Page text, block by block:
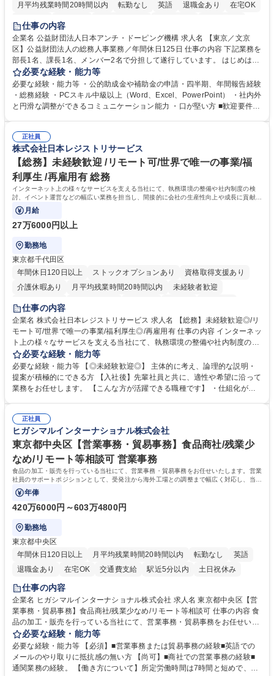
月平均残業時間20時間以内
転勤なし 英語 退職金あり
在宅OK
賞与あり
育休あり
食事補助あり
仕事の内容
企業名 公益財団法人日本アンチ・ドーピング機構 求人名 【東京／文京
区】公益財団法人の総務人事業務／年間休日125日 仕事の内容 下記業務を
部長1名、課長1名、メンバー2名で分担して遂行しています。 はじめは担
当者として業務を覚えていただき、ゆくゆくはリーダーやマネージャーポ
ジションとして活躍いただくことを期待しています。 【総務・人事グルー
プの業務内容】 ・人事制度関連 ・採用活動 ・教育研修の企画、実行 ・勤
怠管理 ・官公庁への各種提出 ・法定の会議運営（評議員会、理事会） ・
管理 ・福利厚生関連 ・職員からの問合せ、相談対応 ・その他日常の総務
業務全般 募集職種 【東京／文京区】公益財団法人の総務人事業務／年間
休日125日
必要な経験・能力等
必要な経験・能力等 ・公的助成金や補助金の申請・四半期、年間報告経験
・総務経験 ・PCスキル中級以上（Word、Excel、PowerPoint） ・社内外
と円滑な調整ができるコミュニケーション能力 ・口が堅い方 ■歓迎要件
正社員
株式会社日本レジストリサービス
【総務】未経験歓迎 /リモート可/世界で唯一の事業/福
利厚生 /再雇用有 総務
インターネット上の様々なサービスを支える当社にて、執務環境の整備や社内制度の検
討、イベント運営などの幅広い業務を担当し、間接的に会社の生産性向上や成長に貢献し
ている部署です。
月給
27万6000円以上
勤務地
東京都千代田区
年間休日120日以上
ストックオプションあり
資格取得支援あり
介護休暇あり
月平均残業時間20時間以内
未経験者歓迎
住宅手当あり
完全週休2日制
交通費支給 駅近5分以内 土日祝休み 服装自由
仕事の内容
企業名 株式会社日本レジストリサービス 求人名 【総務】未経験歓迎◎/リ
モート可/世界で唯一の事業/福利厚生◎/再雇用有 仕事の内容 インターネッ
ト上の様々なサービスを支える当社にて、執務環境の整備や社内制度の検
討、イベント運営などの幅広い業務を担当し、間接的に会社の生産性向上
や成長に貢献している部署です。 会社の全メンバーが安心して長く成果を
発揮できる環境を整えるために、毎日のメンテナンスや維持管理に加え、
新たな施策検討を積極的に行っていただき、会社全体を巻き込み課題解決
幅広い業務の体得が可能で、多様なキャリアパスを描くことも可能です。
募集職種 【総務】未経験歓迎◎/リモート可/世界で唯一の事業/福利厚生◎/
再雇用有
必要な経験・能力等
必要な経験・能力等 【◎未経験歓迎◎】 主体的に考え、論理的な説明・
提案が積極的にできる方 【入社後】先輩社員と共に、適性や希望に沿って
業務をお任せします。 【こんな方が活躍できる職種です】 ・仕組化が好
対処できる・新しいことに興味関心がある 【魅力】■自己啓発支援：資格
取得や通信教育など費用の80%（年間25万円まで）を補助 ■住宅手当：家
賃の50%（月額7万円まで）を補助 学歴・資格 学歴：大学院 大学 語学
力： 資格：
正社員
ヒガシマルインターナショナル株式会社
東京都中央区【営業事務・貿易事務】食品商社/残業少
なめ/リモート等相談可 営業事務
食品の加工・販売を行っている当社にて、営業事務・貿易事務をお任せいたします。営業
社員のサポートポジションとして、受発注から海外工場との調整まで幅広く対応し、当社
事業の根幹を支えていただきます。
年俸
420万6000円～603万4800円
勤務地
東京都中央区
年間休日120日以上
月平均残業時間20時間以内 転勤なし
英語
退職金あり
在宅OK 交通費支給 駅近5分以内 土日祝休み
仕事の内容
企業名 ヒガシマルインターナショナル株式会社 求人名 東京都中央区【営
業事務・貿易事務】食品商社/残業少なめ/リモート等相談可 仕事の内容 食
品の加工・販売を行っている当社にて、営業事務・貿易事務をお任せいた
します。営業社員のサポートポジションとして、受発注から海外工場との
調整まで幅広く対応し、当社事業の根幹を支えていただきます。 ■受発注
業務、請求書発行 ■海外工場とのスケジュール調整 ■在庫管理 ■輸入書類
の確認・作成 ■配送手配 ■通関業者を通して行う輸出入業全般 ■倉庫との
必要な経験・能力等
必要な経験・能力等 【必須】■営業事務または貿易事務の経験■英語での
メールのやり取りに抵抗感の無い方 【尚可】■商社での営業事務の経験■
通関業務の経験。 【働き方について】所定労働時間は7時間と短めで、残